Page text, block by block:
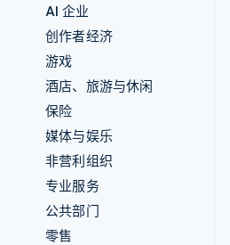
AI 企业
创作者经济
游戏
酒店、旅游与休闲
保险
媒体与娱乐
非营利组织
专业服务
公共部门
零售